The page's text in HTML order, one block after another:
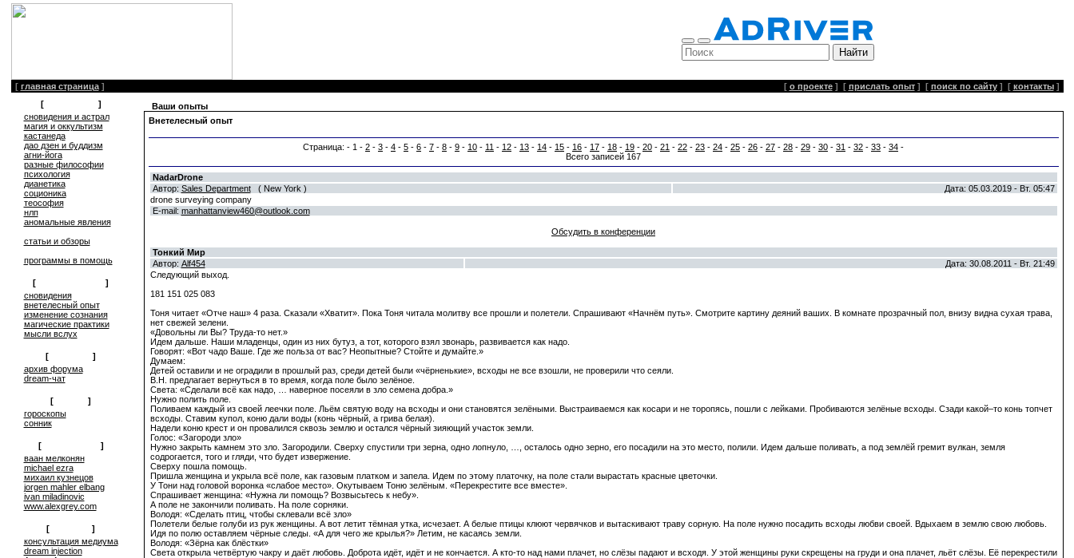
[ главная страница ] [ о проекте ] [ прислать опыт ] [ поиск по сайту ] [ контакты ]
[
]
сновидения и астрал
магия и оккультизм
кастанеда
дао дзен и буддизм
агни-йога
разные философии
психология
дианетика
соционика
теософия
нлп
аномальные явления
статьи и обзоры
программы в помощь
[
]
cновидения
внетелесный опыт
изменение сознания
магические практики
мысли вслух
[
]
архив форума
dream-чат
[
]
гороскопы
сонник
[
]
ваан мелконян
michael ezra
михаил кузнецов
jorgen mahler elbang
ivan miladinovic
www.alexgrey.com
[
]
консультация медиума
dream injection
Ваши опыты
Внетелесный опыт
Страница: - 1 - 2 - 3 - 4 - 5 - 6 - 7 - 8 - 9 - 10 - 11 - 12 - 13 - 14 - 15 - 16 - 17 - 18 - 19 - 20 - 21 - 22 - 23 - 24 - 25 - 26 - 27 - 28 - 29 - 30 - 31 - 32 - 33 - 34 -
Всего записей 167
NadarDrone
Автор: Sales Department( New York )
Дата: 05.03.2019 - Вт. 05:47
drone surveying company
E-mail: manhattanview460@outlook.com
Обсудить в конференции
Тонкий Мир
Автор: Alf454
Дата: 30.08.2011 - Вт. 21:49
Следующий выход.
181 151 025 083
Тоня читает «Отче наш» 4 раза. Сказали «Хватит». Пока Тоня читала молитву все прошли и полетели. Спрашивают «Начнём путь». Смотрите картину деяний ваших. В комнате прозрачный пол, внизу видна сухая трава,
нет свежей зелени.
«Довольны ли Вы? Труда-то нет.»
Идем дальше. Наши младенцы, один из них бутуз, а тот, которого взял звонарь, развивается как надо.
Говорят: «Вот чадо Ваше. Где же польза от вас? Неопытные? Стойте и думайте.»
Думаем:
Детей оставили и не оградили в прошлый раз, среди детей были «чёрненькие», всходы не все взошли, не проверили что сеяли.
В.Н. предлагает вернуться в то время, когда поле было зелёное.
Света: «Сделали всё как надо, … наверное посеяли в зло семена добра.»
Нужно полить поле.
Поливаем каждый из своей леечки поле. Льём святую воду на всходы и они становятся зелёными. Выстраиваемся как косари и не торопясь, пошли с лейками. Пробиваются зелёные всходы. Сзади какой–то конь топчет
всходы. Ставим купол, коню дали воды (конь чёрный, а грива белая).
Надели коню крест и он провалился сквозь землю и остался чёрный зияющий участок земли.
Голос: «Загороди зло»
Нужно закрыть камнем это зло. Загородили. Сверху спустили три зерна, одно лопнуло, …, осталось одно зерно, его посадили на это место, полили. Идем дальше поливать, а под землёй гремит вулкан, земля
содрогается, того и гляди, что будет извержение.
Сверху пошла помощь.
Пришла женщина и укрыла всё поле, как газовым платком и запела. Идем по этому платочку, на поле стали вырастать красные цветочки.
У Тони над головой воронка «слабое место». Окутываем Тоню зелёным. «Перекрестите все вместе».
Спрашивает женщина: «Нужна ли помощь? Возвысьтесь к небу».
А поле не закончили поливать. На поле сорняки.
Володя: «Сделать птиц, чтобы склевали всё зло»
Полетели белые голуби из рук женщины. А вот летит тёмная утка, исчезает. А белые птицы клюют червячков и вытаскивают траву сорную. На поле нужно посадить всходы любви своей. Вдыхаем в землю свою любовь.
Идя по полю оставляем чёрные следы. «А для чего же крылья?» Летим, не касаясь земли.
Володя: «Зёрна как блёстки»
Света открыла четвёртую чакру и даёт любовь. Доброта идёт, идёт и не кончается. А кто-то над нами плачет, но слёзы падают и всходя. У этой женщины руки скрещены на груди и она плачет, льёт слёзы. Её перекрестили